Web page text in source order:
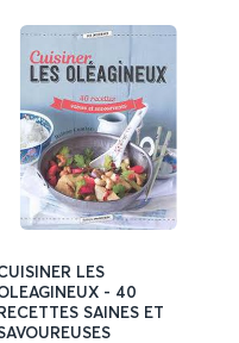
LES
- 40
SAINES ET